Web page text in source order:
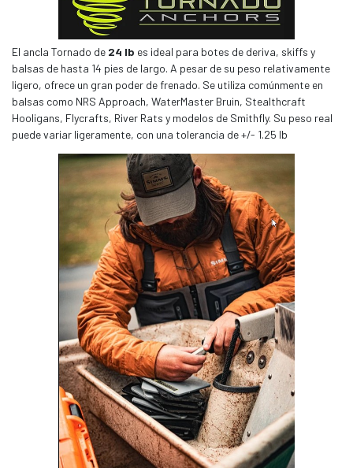
El ancla Tornado de 24 lb es ideal para botes de deriva, skiffs y
balsas de hasta 14 pies de largo. A pesar de su peso relativamente
ligero, ofrece un gran poder de frenado. Se utiliza comúnmente en
balsas como NRS Approach, WaterMaster Bruin, Stealthcraft
Hooligans, Flycrafts, River Rats y modelos de Smithfly. Su peso real
puede variar ligeramente, con una tolerancia de +/- 1.25 lb